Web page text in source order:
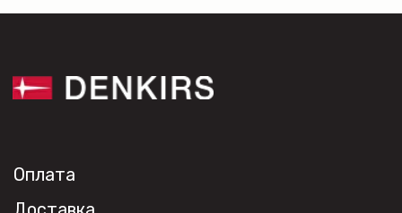
Политика в отношении
обработки персональных данных